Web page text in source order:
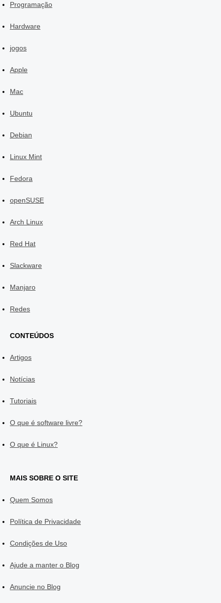
Programação
Hardware
jogos
Apple
Mac
Ubuntu
Debian
Linux Mint
Fedora
openSUSE
Arch Linux
Red Hat
Slackware
Manjaro
Redes
CONTEÚDOS
Artigos
Notícias
Tutoriais
O que é software livre?
O que é Linux?
MAIS SOBRE O SITE
Quem Somos
Política de Privacidade
Condições de Uso
Ajude a manter o Blog
Anuncie no Blog